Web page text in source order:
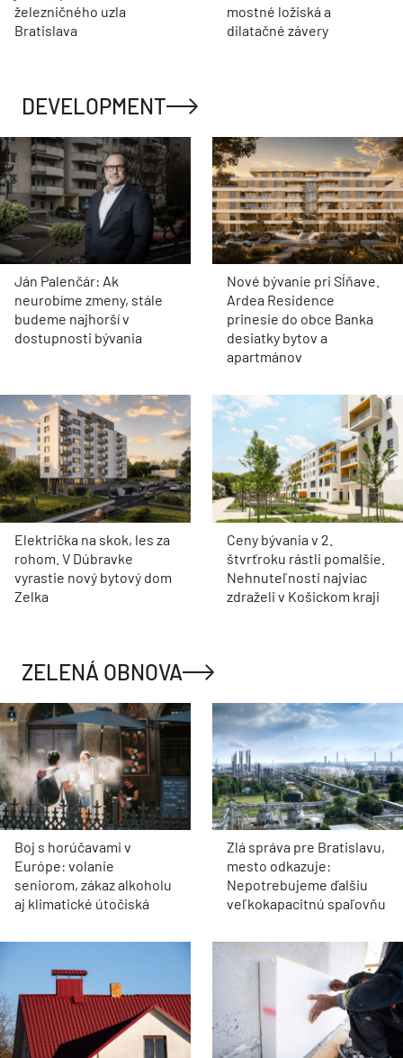
železničného uzla
Bratislava
mostné ložiská a
dilatačné závery
DEVELOPMENT
Ján Palenčár: Ak
neurobíme zmeny, stále
budeme najhorší v
dostupnosti bývania
Nové bývanie pri Sĺňave.
Ardea Residence
prinesie do obce Banka
desiatky bytov a
apartmánov
Električka na skok, les za
rohom. V Dúbravke
vyrastie nový bytový dom
Zelka
Ceny bývania v 2.
štvrťroku rástli pomalšie.
Nehnuteľnosti najviac
zdraželi v Košickom kraji
ZELENÁ OBNOVA
Boj s horúčavami v
Európe: volanie
seniorom, zákaz alkoholu
aj klimatické útočiská
Zlá správa pre Bratislavu,
mesto odkazuje:
Nepotrebujeme ďalšiu
veľkokapacitnú spaľovňu